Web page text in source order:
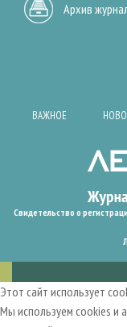
Архив
ВАЖНОЕ
Свидетельство о
Этот сайт использует
Мы используем cookies и